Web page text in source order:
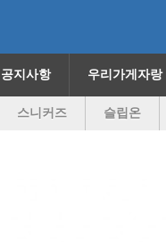
공지사항 우리가게자랑
스니커즈 슬립온